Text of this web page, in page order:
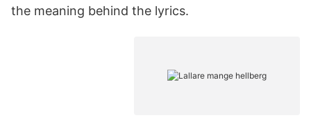
the meaning behind the lyrics.